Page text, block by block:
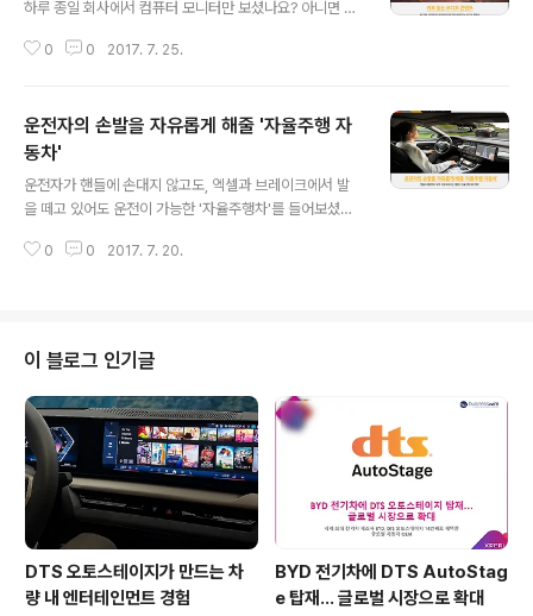
하루 종일 회사에서 컴퓨터 모니터만 보셨나요? 아니면 이
은 영상물에 노출돼 눈이 쉽게 피로해지고 지칠때가 많을
있습니다. 아무래도 오디오 하면 '음악감상' 혹은 '라디
오'가 가장 먼저 떠오를텐데요. 라디오 매체와 음악 외에도
오디오로 즐길 수 있는 다양한 콘텐츠들이 진화하고 있습
니다. 운동, 운전, 집안 일 등 다른일을 하면서도 편하게 감
다는 점에서 특별할 것 같습니다. 흥미로운 콘텐츠를 더 색
0 0 2017. 7. 25.
운전자의 손발을 자유롭게 해줄 '자율주행 자
동차'
운전자가 핸들에 손대지 않고도, 엑셀과 브레이크에서 발
을 떼고 있어도 운전이 가능한 '자율주행차'를 들어보셨을
상용화될 날이 다가오고 있습니다.바로 완전 자율주행의
완벽히 제어하지는 못합니다. 하지만 레벨 3 자율주행차는
운전자가 핸들과 페달에서 손과 발을 떼고도 자동차 주행
을 할 수 있는데요. 점점 진화하는 자율주행차에 대해 좀 더
자세히 알아보겠습니다. 자율주행 초기 단계는 부분 자율
주행부터 시작하며 발전했습니다. 차선변경을 자동으로 처
리할 수 있는 소극적인 자율주행 단계부터..
0 0 2017. 7. 20.
이 블로그 인기글
DTS 오토스테이지가 만드는 차
량 내 엔터테인먼트 경험
BYD 전기차에 DTS AutoStag
e 탑재… 글로벌 시장으로 확대